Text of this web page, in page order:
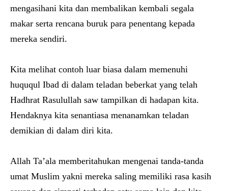
mengasihani kita dan membalikan kembali segala
makar serta rencana buruk para penentang kepada
mereka sendiri.
Kita melihat contoh luar biasa dalam memenuhi
huququl Ibad di dalam teladan beberkat yang telah
Hadhrat Rasulullah saw tampilkan di hadapan kita.
Hendaknya kita senantiasa menanamkan teladan
demikian di dalam diri kita.
Allah Ta’ala memberitahukan mengenai tanda-tanda
umat Muslim yakni mereka saling memiliki rasa kasih